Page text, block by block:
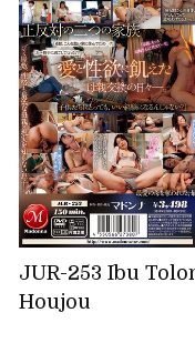
JUR-253 Ibu
Houjou